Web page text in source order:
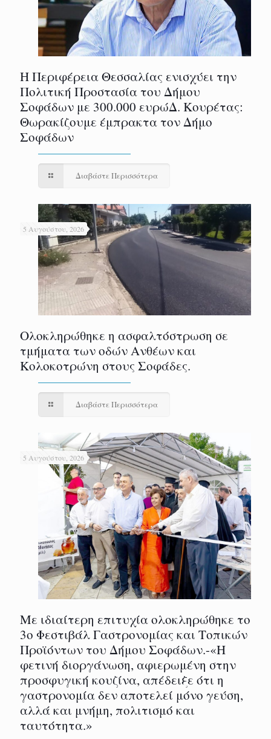
Η Περιφέρεια Θεσσαλίας ενισχύει την
Πολιτική Προστασία του Δήμου
Σοφάδων με 300.000 ευρώΔ. Κουρέτας:
Θωρακίζουμε έμπρακτα τον Δήμο
Σοφάδων
Διαβάστε Περισσότερα
5 Αυγούστου, 2026
Ολοκληρώθηκε η ασφαλτόστρωση σε
τμήματα των οδών Ανθέων και
Κολοκοτρώνη στους Σοφάδες.
Διαβάστε Περισσότερα
5 Αυγούστου, 2026
Με ιδιαίτερη επιτυχία ολοκληρώθηκε το
3ο Φεστιβάλ Γαστρονομίας και Τοπικών
Προϊόντων του Δήμου Σοφάδων.-«Η
φετινή διοργάνωση, αφιερωμένη στην
προσφυγική κουζίνα, απέδειξε ότι η
γαστρονομία δεν αποτελεί μόνο γεύση,
αλλά και μνήμη, πολιτισμό και
ταυτότητα.»